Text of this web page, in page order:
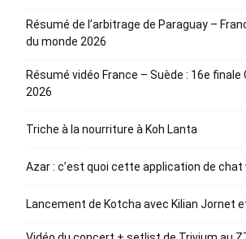
Résumé de l’arbitrage de Paraguay –
du monde 2026
Résumé vidéo France – Suède : 16e finale
2026
Triche à la nourriture à Koh Lanta
Azar : c’est quoi cette application de chat
Lancement de Kotcha avec Kilian Jornet